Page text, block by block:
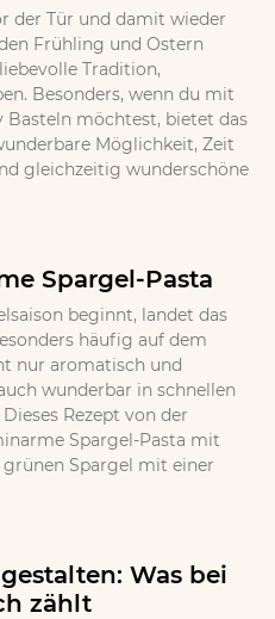
der Tür und damit wieder
Frühling und Ostern
Tradition,
Besonders, wenn du mit
möchtest, bietet das
Möglichkeit, Zeit
gleichzeitig wunderschöne
Spargel-Pasta
beginnt, landet das
häufig auf dem
nur aromatisch und
wunderbar in schnellen
Rezept von der
Spargel-Pasta mit
Spargel mit einer
Was bei
zählt